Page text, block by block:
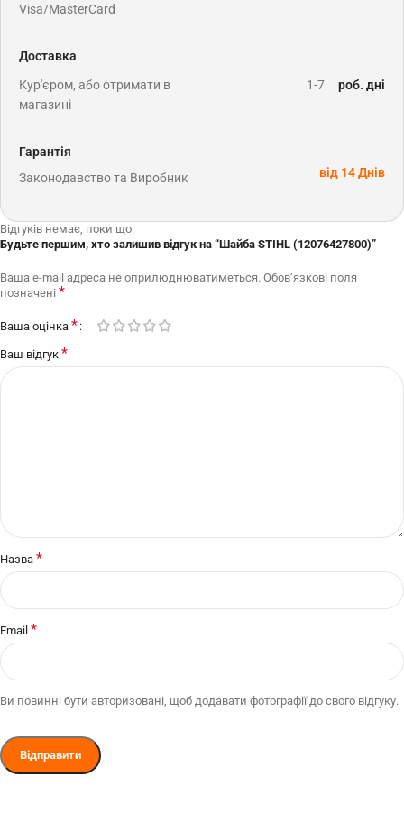
Visa/MasterCard
Доставка
Кур'єром, або отримати в
магазині
1-7 роб. дні
Гарантія
Законодавство та Виробник
від 14 Днів
Відгуків немає, поки що.
Будьте першим, хто залишив відгук на “Шайба STIHL (12076427800)”
Ваша e-mail адреса не оприлюднюватиметься. Обов’язкові поля
позначені *
Ваша оцінка *
Ваш відгук *
Назва *
Email *
Ви повинні бути авторизовані, щоб додавати фотографії до свого відгуку.